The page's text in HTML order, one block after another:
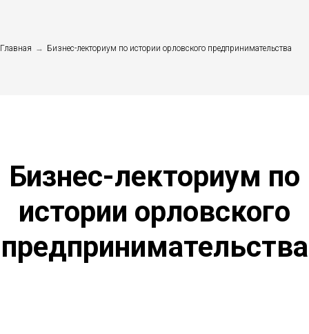
Главная → Бизнес-лекториум по истории орловского предпринимательства
Бизнес-лекториум по
истории орловского
предпринимательства